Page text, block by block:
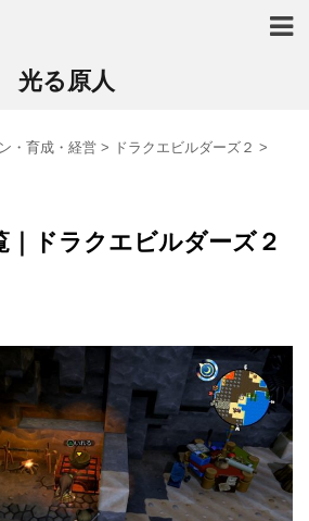
光る原人
・育成・経営 > ドラクエビルダーズ２ >
｜ドラクエビルダーズ２